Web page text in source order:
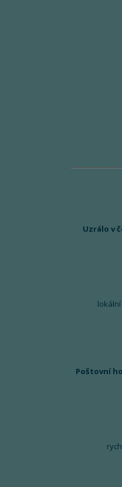
Uzrálo v
lokální
Poštovní